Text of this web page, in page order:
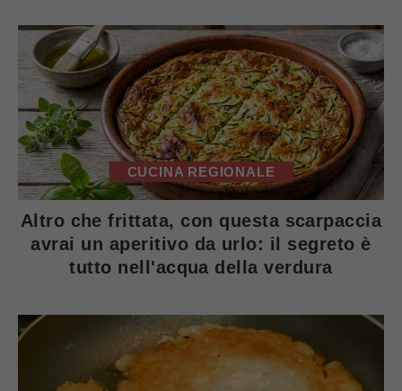
CUCINA REGIONALE
Altro che frittata, con questa scarpaccia
avrai un aperitivo da urlo: il segreto è
tutto nell'acqua della verdura